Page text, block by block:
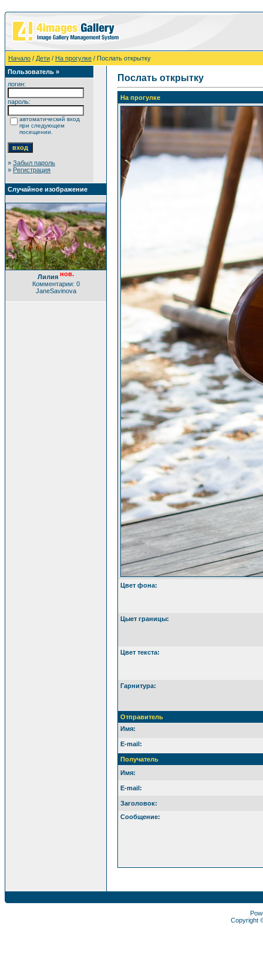
Начало / Дети / На прогулке / Послать открытку
Пользователь »
логин:
пароль:
автоматический вход
при следующем
посещении.
» Забыл пароль
» Регистрация
Случайное изображение
Лилия нов.
Комментарии: 0
JaneSavinova
Послать открытку
На прогулке
Цвет фона:
Цыет границы:
Цвет текста:
Гарнитура:
Отправитель
Имя:
E-mail:
Получатель
Имя:
E-mail:
Заголовок:
Сообщение:
Copyright